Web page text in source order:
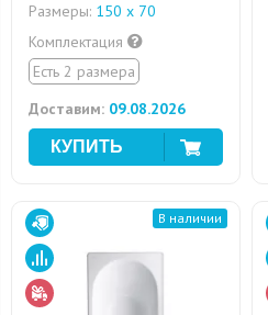
Размеры: 150 х 70
Комплектация
Есть 2 размера
Доставим: 09.08.2026
В наличии